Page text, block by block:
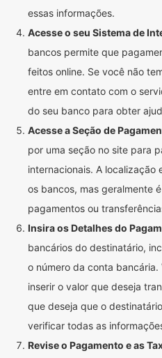
essas informações.
Acesse o seu Sistema de
bancos permite que
feitos online. Se você não
entre em contato com o
do seu banco para obter
Acesse a Seção de
por uma seção no site para
internacionais. A localização
os bancos, mas geralmente
pagamentos ou
Insira os Detalhes do
bancários do destinatário,
o número da conta
inserir o valor que deseja
que deseja que o
verificar todas as
Revise o Pagamento e as